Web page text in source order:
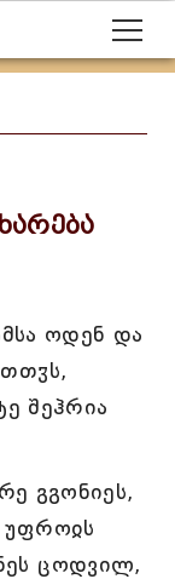
ოდენ და
შეჰრია
გგონიეს,
ცოდვილ,